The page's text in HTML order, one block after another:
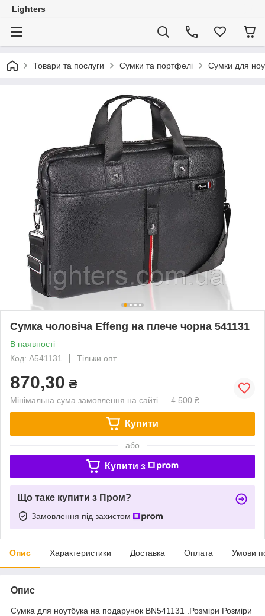
Lighters
Товари та послуги Сумки та портфелі Сумки для
Сумка чоловіча Effeng на плече чорна 541131
В наявності
Код: A541131
Тільки опт
870,30 ₴
Мінімальна сума замовлення на сайті — 4 500 ₴
Купити
або
Купити з
Що таке купити з Пром?
Замовлення під захистом
Опис Характеристики Доставка Оплата Умови
Опис
Сумка для ноутбука на подарунок BN541131 .Розміри Розміри